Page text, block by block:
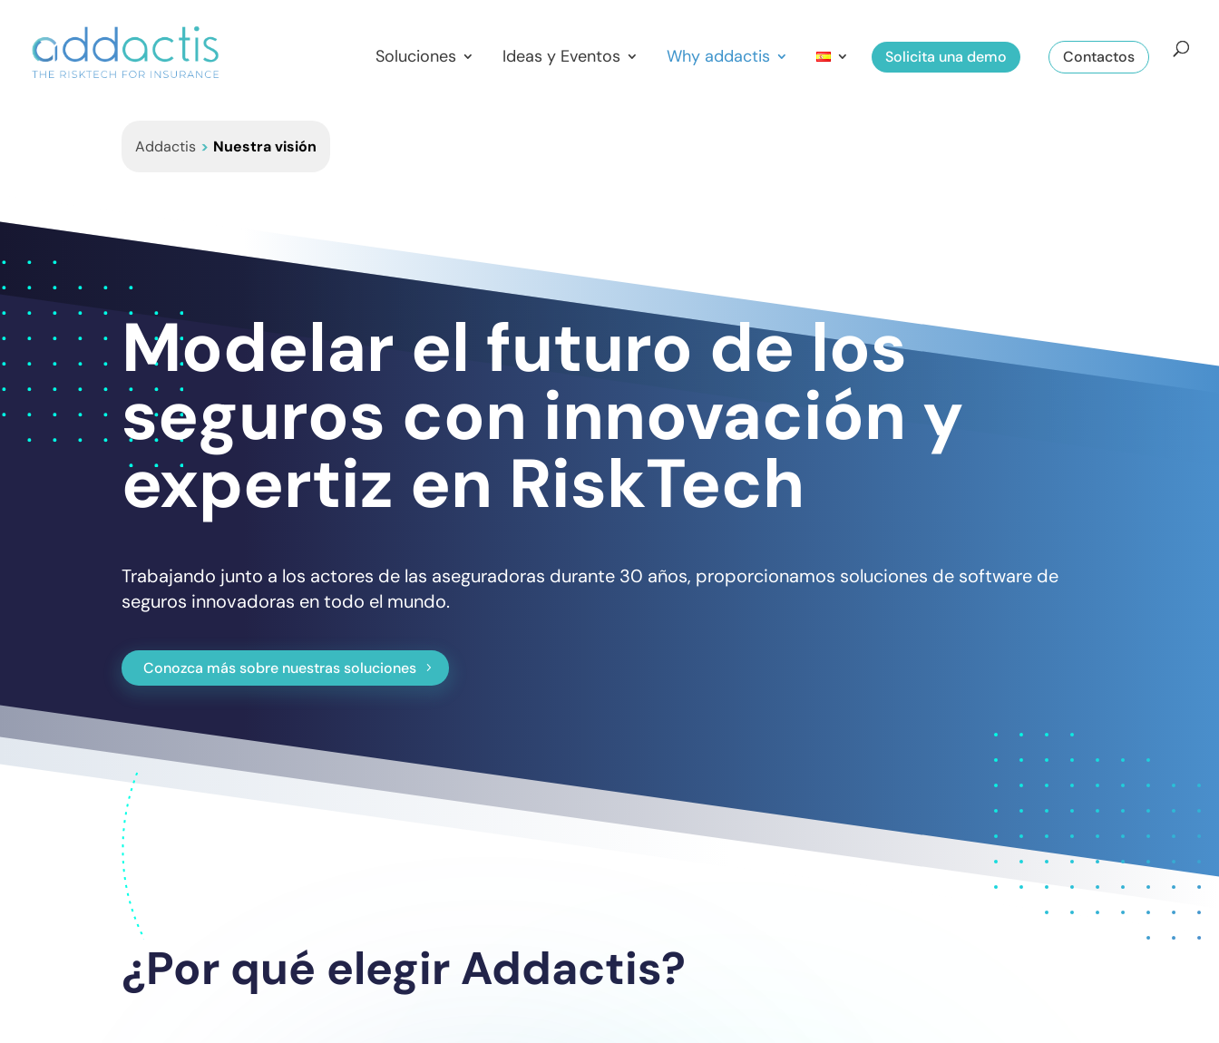
Soluciones Ideas y Eventos Why addactis Solicita una demo Contactos
Addactis > Nuestra visión
Modelar el futuro de los
seguros con innovación y
expertiz en RiskTech
Trabajando junto a los actores de las aseguradoras durante 30 años, proporcionamos soluciones de software de
seguros innovadoras en todo el mundo.
Conozca más sobre nuestras soluciones
¿Por qué elegir Addactis?